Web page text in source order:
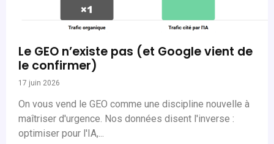
Le GEO n’existe pas (et Google vient de
le confirmer)
17 juin 2026
On vous vend le GEO comme une discipline nouvelle à
maîtriser d'urgence. Nos données disent l'inverse :
optimiser pour l'IA,...